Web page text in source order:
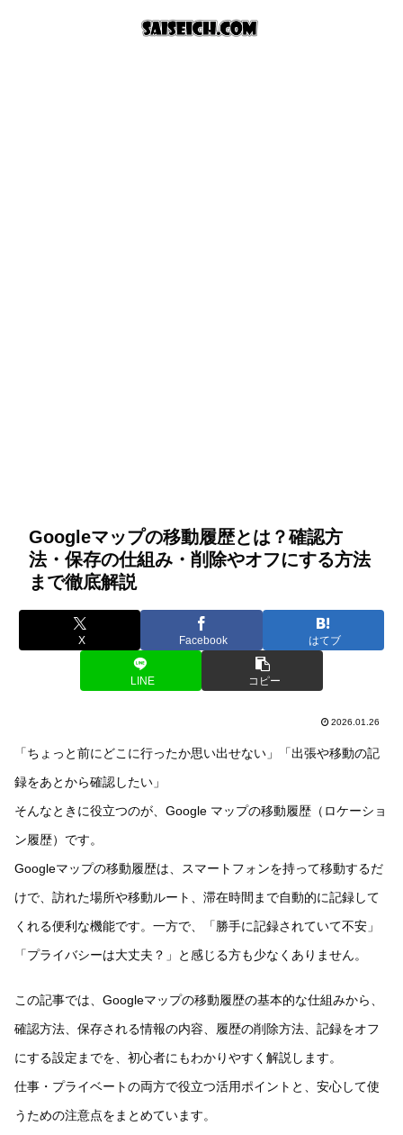
Googleマップの移動履歴とは？確認方
法・保存の仕組み・削除やオフにする方法
まで徹底解説
X Facebook はてブ
LINE コピー
2026.01.26
「ちょっと前にどこに行ったか思い出せない」「出張や移動の記
録をあとから確認したい」
そんなときに役立つのが、Google マップの移動履歴（ロケーショ
ン履歴）です。
Googleマップの移動履歴は、スマートフォンを持って移動するだ
けで、訪れた場所や移動ルート、滞在時間まで自動的に記録して
くれる便利な機能です。一方で、「勝手に記録されていて不安」
「プライバシーは大丈夫？」と感じる方も少なくありません。
この記事では、Googleマップの移動履歴の基本的な仕組みから、
確認方法、保存される情報の内容、履歴の削除方法、記録をオフ
にする設定までを、初心者にもわかりやすく解説します。
仕事・プライベートの両方で役立つ活用ポイントと、安心して使
うための注意点をまとめています。